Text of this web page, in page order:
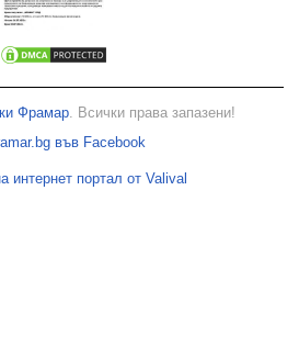
Фрамар. Всички права запазени!
във Facebook
интернет портал от Valival